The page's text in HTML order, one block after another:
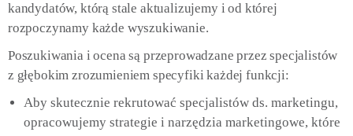
kandydatów, którą stale aktualizujemy i od której
rozpoczynamy każde wyszukiwanie.
Poszukiwania i ocena są przeprowadzane przez specjalistów
z głębokim zrozumieniem specyfiki każdej funkcji:
Aby skutecznie rekrutować specjalistów ds. marketingu,
opracowujemy strategie i narzędzia marketingowe, które